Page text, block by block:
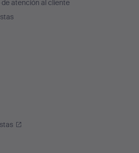
atención al cliente